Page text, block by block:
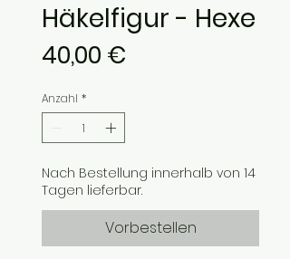
Häkelfigur - Hexe
40,00 €
Anzahl *
Nach Bestellung innerhalb von 14
Tagen lieferbar.
Vorbestellen